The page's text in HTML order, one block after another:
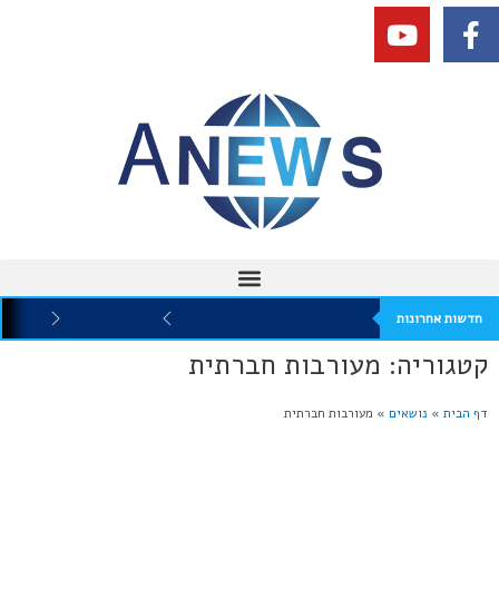
חדשות אחרונות
קטגוריה: מעורבות חברתית
דף הבית» נושאים» מעורבות חברתית